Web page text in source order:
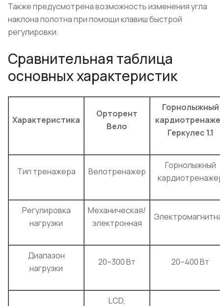
Также предусмотрена возможность изменения угла
наклона полотна при помощи клавиш быстрой
регулировки.
Сравнительная таблица
основных характеристик
Характеристика
Орторент
Вело
Горнолыжный
Геркулес 1.1
Тип тренажера Велотренажер
Горнолыжный
Регулировка
нагрузки
Механическая/
электронная
Диапазон
нагрузки
20–300 Вт 20–400 Вт
LCD,